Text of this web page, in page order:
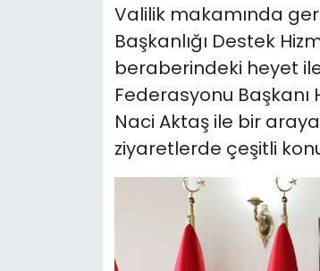
Valilik makamında
Başkanlığı Destek
beraberindeki heyet
Federasyonu Başkanı
Naci Aktaş ile bir
ziyaretlerde çeşitli